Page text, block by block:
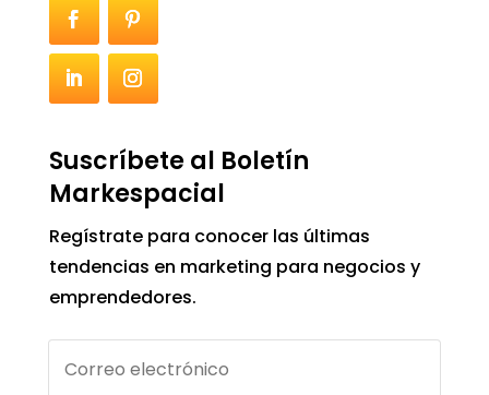
Suscríbete al Boletín
Markespacial
Regístrate para conocer las últimas
tendencias en marketing para negocios y
emprendedores.